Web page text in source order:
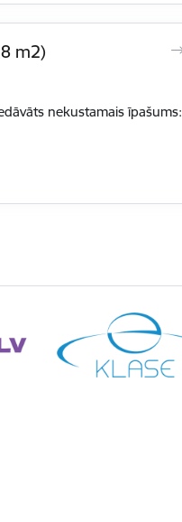
m2)
nekustamais īpašums: